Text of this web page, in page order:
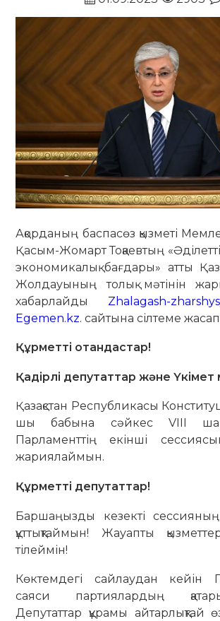
Ақорданың баспасөз қызметі
Қасым-Жомарт Тоқаевтың
экономикалық бағдары» атты
Жолдауының толық мәтінін
хабарлайды Zhalagash-
Egemen.kz. сайтына сілтеме
Құрметті отандастар!
Қадірлі депутаттар және Үкімет
Қазақстан Республикасы
шы бабына сәйкес VIIІ
Парламенттің екінші
жариялаймын.
Құрметті депутаттар!
Баршаңызды кезекті
құттықтаймын! Жауапты
тілеймін!
Көктемдегі сайлаудан кейін
саяси партиялардың
Депутаттар құрамы айтарлықтай